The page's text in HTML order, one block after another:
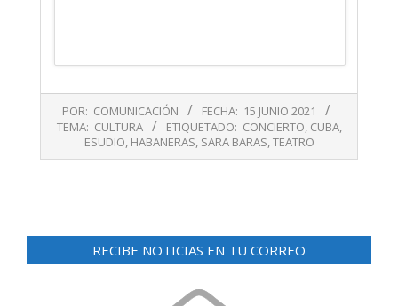
06-
POR: COMUNICACIÓN FECHA: 15 JUNIO 2021
TEMA: CULTURA ETIQUETADO: CONCIERTO, CUBA,
ESUDIO, HABANERAS, SARA BARAS,TEATRO
RECIBE NOTICIAS EN TU CORREO